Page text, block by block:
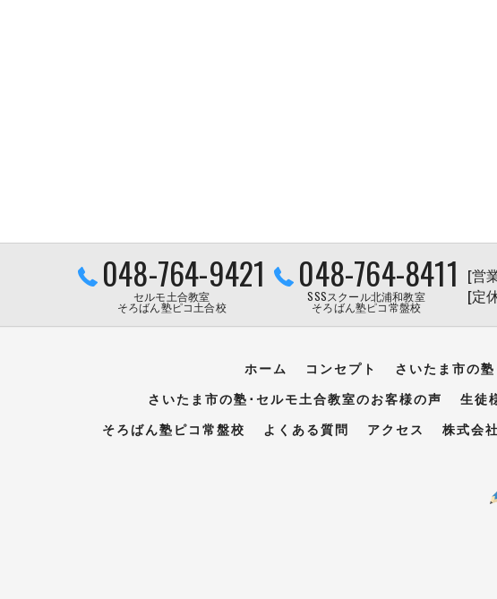
048-764-9421
セルモ土合教室
そろばん塾ピコ土合校
048-764-8411
SSSスクール北浦和教室
そろばん塾ピコ常盤校
[営
[定
ホーム コンセプト さいたま市の
さいたま市の塾･セルモ土合教室のお客様の声
生徒
そろばん塾ピコ常盤校
よくある質問 アクセス 株式会